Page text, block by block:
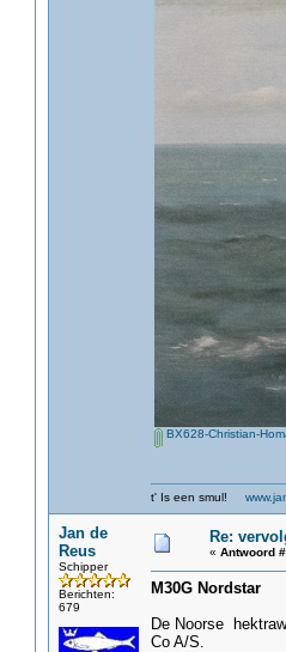
BX628-Christian-
t' Is een smul!
Jan de
Reus
Schipper
Berichten:
679
Re:
« Antwoord
M30G Nordstar
De Noorse
Co A/S.